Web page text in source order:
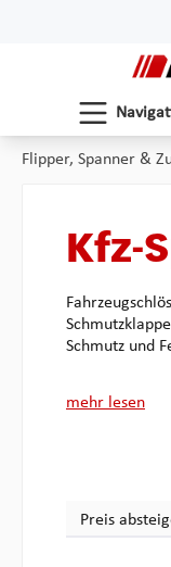
Flipper, Spanner &
Kfz-
Schmutz und
mehr lesen